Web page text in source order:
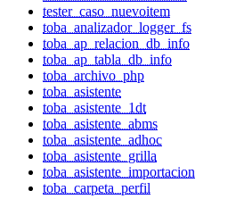
tester_caso_nuevoitem
toba_analizador_logger_fs
toba_ap_relacion_db_info
toba_ap_tabla_db_info
toba_archivo_php
toba_asistente
toba_asistente_1dt
toba_asistente_abms
toba_asistente_adhoc
toba_asistente_grilla
toba_asistente_importacion
toba_carpeta_perfil